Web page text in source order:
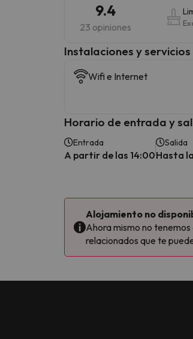
9.4
23 opiniones
Instalaciones y
Wifi e Internet
Horario de entrada y
Entrada
A partir de las 14:00
Salida
Hasta
Alojamiento no
Ahora mismo no
relacionados que te